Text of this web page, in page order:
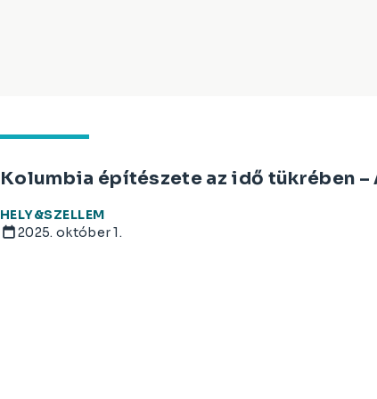
Kolumbia építészete az idő tükrében
HELY&SZELLEM
2025. október 1.